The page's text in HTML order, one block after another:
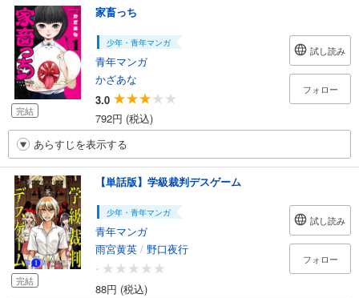
完結
家畜っち
少年・青年マンガ
青年マンガ
かざあな
3.0
792円 (税込)
試し読み
フォロー
あらすじを表示する
完結
【単話版】学級裁判デスゲーム
少年・青年マンガ
青年マンガ
雨宮黄英 / 野口夜行
-
88円 (税込)
試し読み
フォロー